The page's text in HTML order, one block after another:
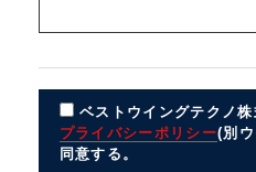
ベストウイングテクノ
プライバシーポリシー(別
同意する。